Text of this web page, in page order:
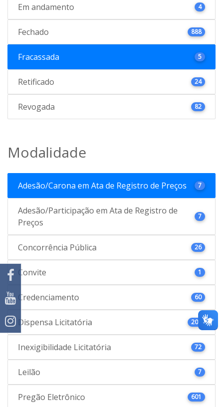
Em andamento 4
Fechado 888
Fracassada 5
Retificado 24
Revogada 82
Modalidade
Adesão/Carona em Ata de Registro de Preços 7
Adesão/Participação em Ata de Registro de
Preços
7
Concorrência Pública 26
Convite 1
Credenciamento 60
Dispensa Licitatória 207
Inexigibilidade Licitatória 72
Leilão 7
Pregão Eletrônico 601